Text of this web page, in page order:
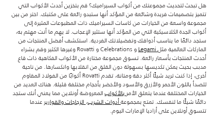
هل تبحث لتحديث مجموعتك من أكواب السيراميك؟ قم بتخزين أحدث الأكواب التي
تتميز بتصميمات فريدة وشائعة من المؤكد أنها ستبدو رائعة على مكتبك. اختر من بين
مجموعة واسعة من الخيارات من كاسات السيراميك ذات المطبوعات المثيرة إلى
أكواب الجدة الكلاسيكية التي من المؤكد أنها ستثير الإعجاب. لا يهم ما أنت مهتم به،
ستجد دائمًا ما يناسب أذواقك وتفضيلاتك الفردية. استكشف أفضل المنتجات من
الماركات العالمية مثل
و Celebrations و Rovatti وغيرها الكثير وقم بشراء
أحدث المنتجات بأسعار رائعة. تسوق مجموعة مختارة من الأكواب الفكاهية ذات قاع
مدبب بحيث يمكن تكديسها بسهولة دون القلق من انقلابها وانكسارها. من ناحية
أخرى، إذا كنت تريد شيئًا أكثر دقة ومتانة، تقدم Rovatti أكوابًا من الفولاذ المقاوم
للصدأ باللون الأحمر والأزرق والأسود والأخضر بأحجام مختلفة قليلة. هناك العديد من
الخيارات المختلفة عندما يتعلق الأمر بالأكواب المعروضة أونلاين مما يعني أنك ستجد
دائمًا شيئًا ما لنفسك. تمتع بمجموعةأدوات الشرب، الزجاجات والقوارير عندما
تتسوق أونلاين على أزاديا الإمارات اليوم.